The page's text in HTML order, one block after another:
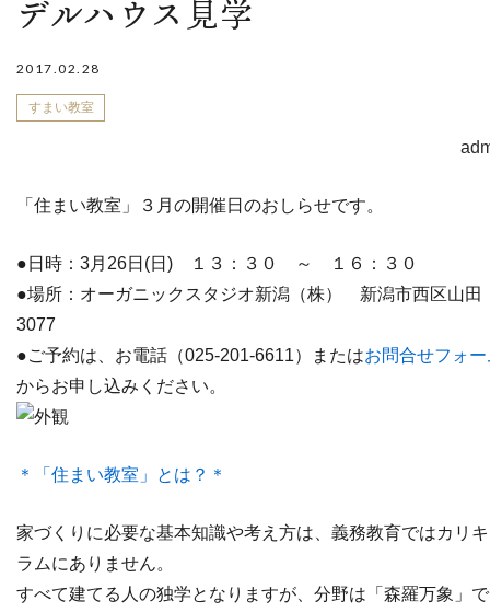
デルハウス見学
2017.02.28
すまい教室
「住まい教室」３月の開催日のおしらせです。
●日時：3月26日(日) １３：３０ ～ １６：３０
●場所：オーガニックスタジオ新潟（株） 新潟市西区山田
3077
●ご予約は、お電話（025-201-6611）またはお問合せフォー
からお申し込みください。
＊「住まい教室」とは？＊
家づくりに必要な基本知識や考え方は、義務教育ではカリ
ラムにありません。
すべて建てる人の独学となりますが、分野は「森羅万象」